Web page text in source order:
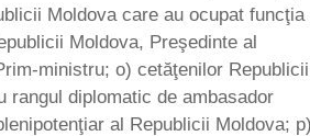
Moldova care au ocupat funcţia
Moldova, Preşedinte al
ministru; o) cetăţenilor Republicii
rangul diplomatic de ambasador
al Republicii Moldova;